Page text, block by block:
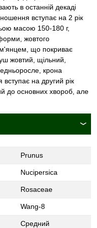
в останній декаді
вступає на 2 рік
масою 150-180 г,
жовтого
що покриває
жовтий, щільний,
крона
на другий рік
до основних хвороб, але
Prunus
Nucipersica
Rosaceae
Wang-8
Средний